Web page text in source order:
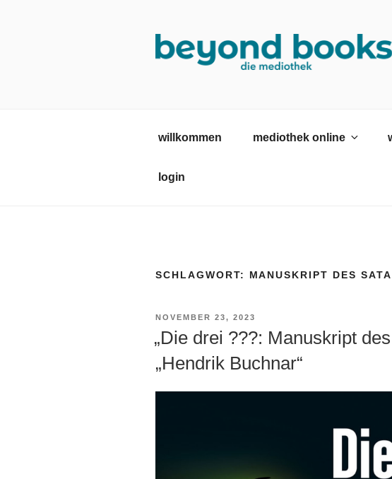
willkommen mediothek online
login
SCHLAGWORT: MANUSKRIPT DES
VERÖFFENTLICHT
NOVEMBER 23, 2023
„Die drei ???: Manuskript
„Hendrik Buchnar“